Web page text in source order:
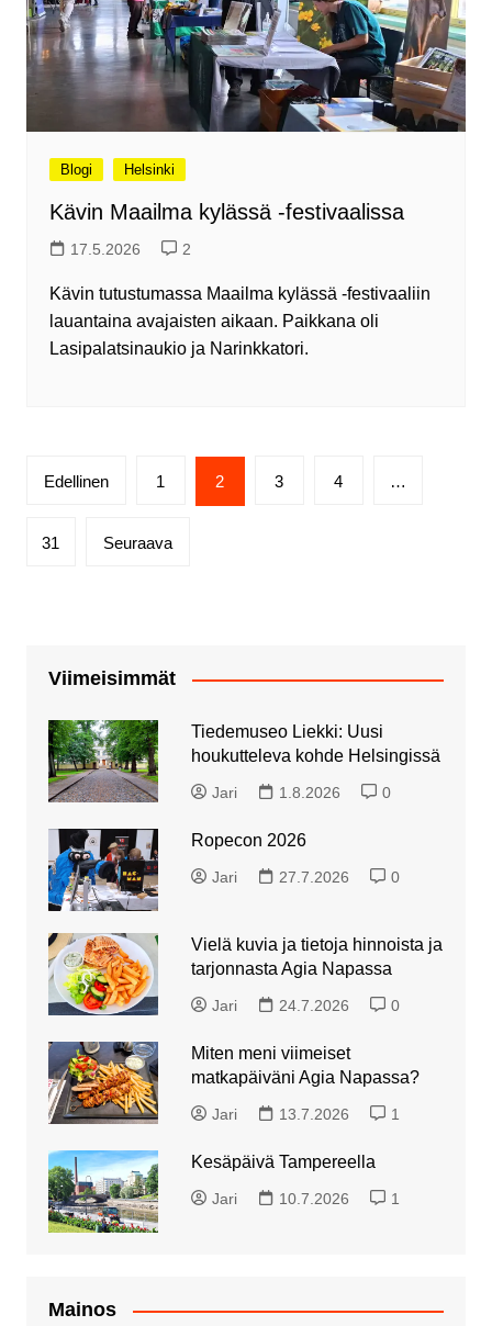
Blogi Helsinki
Kävin Maailma kylässä -festivaalissa
17.5.2026 2
Kävin tutustumassa Maailma kylässä -festivaaliin
lauantaina avajaisten aikaan. Paikkana oli
Lasipalatsinaukio ja Narinkkatori.
Artikkelien
Edellinen 1 2 3 4 …
31 Seuraava
Viimeisimmät
Tiedemuseo Liekki: Uusi
houkutteleva kohde Helsingissä
Jari 1.8.2026 0
Ropecon 2026
Jari 27.7.2026 0
Vielä kuvia ja tietoja hinnoista ja
tarjonnasta Agia Napassa
Jari 24.7.2026 0
Miten meni viimeiset
matkapäiväni Agia Napassa?
Jari 13.7.2026 1
Kesäpäivä Tampereella
Jari 10.7.2026 1
Mainos